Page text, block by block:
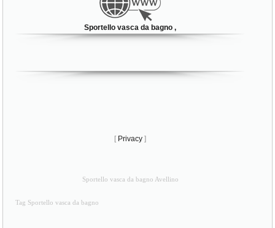
Sportello vasca da bagno ,
[ Privacy ]
Sportello vasca da bagno Avellino
Tag Sportello vasca da bagno